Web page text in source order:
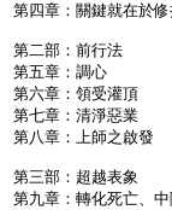
第四章：關鍵就在於
第二部：前行法
第五章：調心
第六章：領受灌頂
第七章：清淨惡業
第八章：上師之啟發
第三部：超越表象
第九章：轉化死亡、